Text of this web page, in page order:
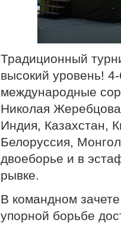
Традиционный
высокий уровень!
международные
Николая
Индия, Казахстан,
Белоруссия,
двоеборье и в
рывке.
В командном
упорной борьбе